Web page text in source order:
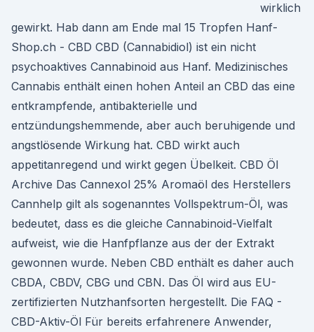
wirklich
gewirkt. Hab dann am Ende mal 15 Tropfen Hanf-
Shop.ch - CBD CBD (Cannabidiol) ist ein nicht
psychoaktives Cannabinoid aus Hanf. Medizinisches
Cannabis enthält einen hohen Anteil an CBD das eine
entkrampfende, antibakterielle und
entzündungshemmende, aber auch beruhigende und
angstlösende Wirkung hat. CBD wirkt auch
appetitanregend und wirkt gegen Übelkeit. CBD Öl
Archive Das Cannexol 25% Aromaöl des Herstellers
Cannhelp gilt als sogenanntes Vollspektrum-Öl, was
bedeutet, dass es die gleiche Cannabinoid-Vielfalt
aufweist, wie die Hanfpflanze aus der der Extrakt
gewonnen wurde. Neben CBD enthält es daher auch
CBDA, CBDV, CBG und CBN. Das Öl wird aus EU-
zertifizierten Nutzhanfsorten hergestellt. Die FAQ -
CBD-Aktiv-Öl Für bereits erfahrenere Anwender,